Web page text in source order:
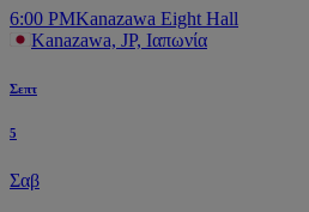
6:00 PMKanazawa Eight Hall
Kanazawa, JP, Ιαπωνία
Σεπτ
5
Σαβ